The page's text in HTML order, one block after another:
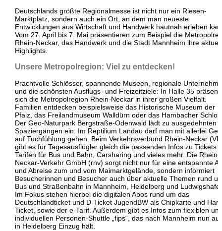
Deutschlands größte Regionalmesse ist nicht nur ein Riesen-
Marktplatz, sondern auch ein Ort, an dem man neueste
Entwicklungen aus Wirtschaft und Handwerk hautnah erleben
Vom 27. April bis 7. Mai präsentieren zum Beispiel die
Rhein-Neckar, das Handwerk und die Stadt Mannheim ihre
Highlights.
Unsere Metropolregion: Viel zu entdecken!
Prachtvolle Schlösser, spannende Museen, regionale
und die schönsten Ausflugs- und Freizeitziele: In Halle 35
sich die Metropolregion Rhein-Neckar in ihrer großen Vielfalt.
Familien entdecken beispielsweise das Historische Museum der
Pfalz, das Freilandmuseum Walldürn oder das Hambacher
Der Geo-Naturpark Bergstraße-Odenwald lädt zu ausgedehnten
Spaziergängen ein. Im Reptilium Landau darf man mit allerlei
auf Tuchfühlung gehen. Beim Verkehrsverbund Rhein-Neckar
gibt es für Tagesausflügler gleich die passenden Infos zu Tickets
Tarifen für Bus und Bahn, Carsharing und vieles mehr. Die Rhein-
Neckar-Verkehr GmbH (rnv) sorgt nicht nur für eine entspannte
und Abreise zum und vom Maimarktgelände, sondern informiert
Besucherinnen und Besucher auch über aktuelle Themen rund
Bus und Straßenbahn in Mannheim, Heidelberg und
Im Fokus stehen hierbei die digitalen Abos rund um das
Deutschlandticket und D-Ticket JugendBW als Chipkarte und
Ticket, sowie der e-Tarif. Außerdem gibt es Infos zum flexiblen
individuellen Personen-Shuttle „fips“, das nach Mannheim nun
in Heidelberg Einzug hält.